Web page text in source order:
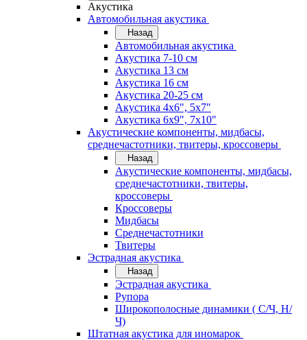
Акустика
Автомобильная акустика
Назад
Автомобильная акустика
Акустика 7-10 см
Акустика 13 см
Акустика 16 см
Акустика 20-25 см
Акустика 4х6", 5х7"
Акустика 6х9", 7х10"
Акустические компоненты, мидбасы,
среднечастотники, твитеры, кроссоверы
Назад
Акустические компоненты, мидбасы,
среднечастотники, твитеры,
кроссоверы
Кроссоверы
Мидбасы
Среднечастотники
Твитеры
Эстрадная акустика
Назад
Эстрадная акустика
Рупора
Широкополосные динамики ( С/Ч, Н/
Ч)
Штатная акустика для иномарок